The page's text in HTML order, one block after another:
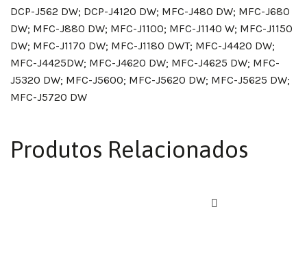
DCP-J562 DW; DCP-J4120 DW; MFC-J480 DW; MFC-J680
DW; MFC-J880 DW; MFC-J1100; MFC-J1140 W; MFC-J1150
DW; MFC-J1170 DW; MFC-J1180 DWT; MFC-J4420 DW;
MFC-J4425DW; MFC-J4620 DW; MFC-J4625 DW; MFC-
J5320 DW; MFC-J5600; MFC-J5620 DW; MFC-J5625 DW;
MFC-J5720 DW
Produtos Relacionados